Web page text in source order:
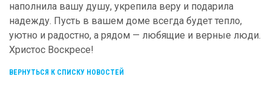
наполнила вашу душу, укрепила веру и подарила
надежду. Пусть в вашем доме всегда будет тепло,
уютно и радостно, а рядом — любящие и верные люди.
Христос Воскресе!
ВЕРНУТЬСЯ К СПИСКУ НОВОСТЕЙ